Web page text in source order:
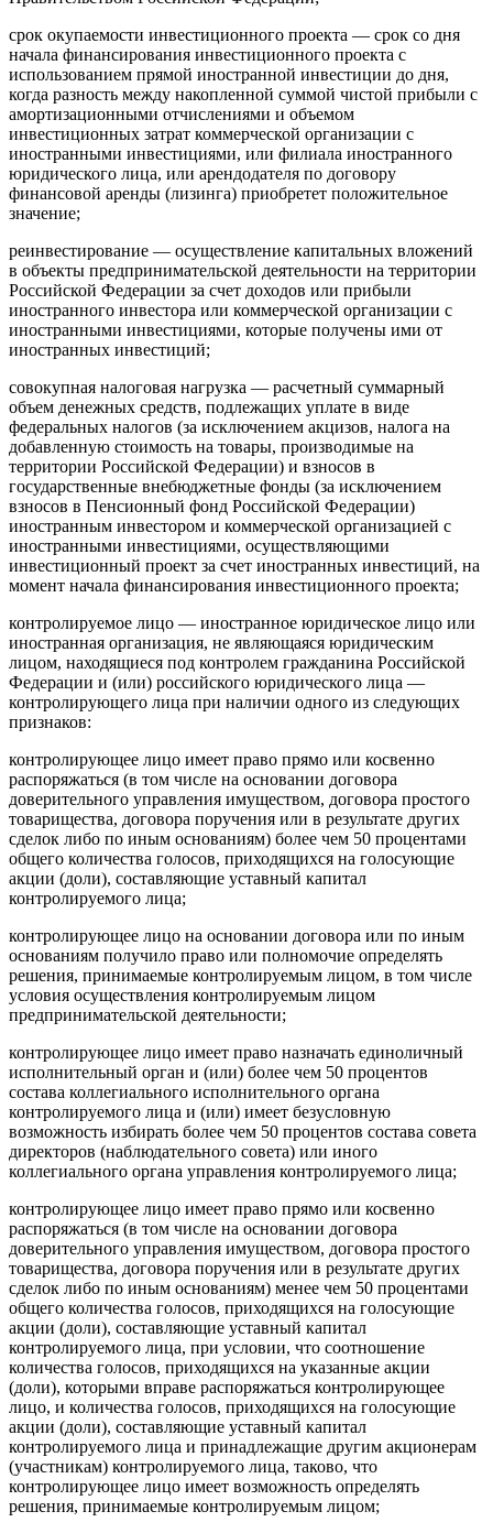
срок окупаемости инвестиционного проекта — срок со дня
начала финансирования инвестиционного проекта с
использованием прямой иностранной инвестиции до дня,
когда разность между накопленной суммой чистой прибыли с
амортизационными отчислениями и объемом
инвестиционных затрат коммерческой организации с
иностранными инвестициями, или филиала иностранного
юридического лица, или арендодателя по договору
финансовой аренды (лизинга) приобретет положительное
значение;
реинвестирование — осуществление капитальных вложений
в объекты предпринимательской деятельности на территории
Российской Федерации за счет доходов или прибыли
иностранного инвестора или коммерческой организации с
иностранными инвестициями, которые получены ими от
иностранных инвестиций;
совокупная налоговая нагрузка — расчетный суммарный
объем денежных средств, подлежащих уплате в виде
федеральных налогов (за исключением акцизов, налога на
добавленную стоимость на товары, производимые на
территории Российской Федерации) и взносов в
государственные внебюджетные фонды (за исключением
взносов в Пенсионный фонд Российской Федерации)
иностранным инвестором и коммерческой организацией с
иностранными инвестициями, осуществляющими
инвестиционный проект за счет иностранных инвестиций, на
момент начала финансирования инвестиционного проекта;
контролируемое лицо — иностранное юридическое лицо или
иностранная организация, не являющаяся юридическим
лицом, находящиеся под контролем гражданина Российской
Федерации и (или) российского юридического лица —
контролирующего лица при наличии одного из следующих
признаков:
контролирующее лицо имеет право прямо или косвенно
распоряжаться (в том числе на основании договора
доверительного управления имуществом, договора простого
товарищества, договора поручения или в результате других
сделок либо по иным основаниям) более чем 50 процентами
общего количества голосов, приходящихся на голосующие
акции (доли), составляющие уставный капитал
контролируемого лица;
контролирующее лицо на основании договора или по иным
основаниям получило право или полномочие определять
решения, принимаемые контролируемым лицом, в том числе
условия осуществления контролируемым лицом
предпринимательской деятельности;
контролирующее лицо имеет право назначать единоличный
исполнительный орган и (или) более чем 50 процентов
состава коллегиального исполнительного органа
контролируемого лица и (или) имеет безусловную
возможность избирать более чем 50 процентов состава совета
директоров (наблюдательного совета) или иного
коллегиального органа управления контролируемого лица;
контролирующее лицо имеет право прямо или косвенно
распоряжаться (в том числе на основании договора
доверительного управления имуществом, договора простого
товарищества, договора поручения или в результате других
сделок либо по иным основаниям) менее чем 50 процентами
общего количества голосов, приходящихся на голосующие
акции (доли), составляющие уставный капитал
контролируемого лица, при условии, что соотношение
количества голосов, приходящихся на указанные акции
(доли), которыми вправе распоряжаться контролирующее
лицо, и количества голосов, приходящихся на голосующие
акции (доли), составляющие уставный капитал
контролируемого лица и принадлежащие другим акционерам
(участникам) контролируемого лица, таково, что
контролирующее лицо имеет возможность определять
решения, принимаемые контролируемым лицом;